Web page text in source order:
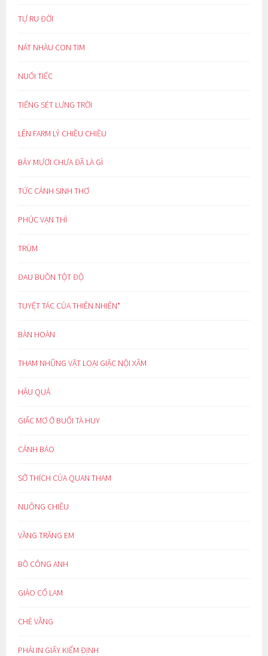
TỰ RU ĐỜI
NÁT NHÀU CON TIM
NUỐI TIẾC
TIẾNG SÉT LƯNG TRỜI
LÊN FARM LÝ CHIỀU CHIỀU
BẢY MƯƠI CHƯA ĐÃ LÀ GÌ
TỨC CẢNH SINH THƠ
PHÚC VẠN THÌ
TRÙM
ĐAU BUỒN TỘT ĐỘ
TUYỆT TÁC CỦA THIÊN NHIÊN*
BÀN HOÀN
THAM NHŨNG VẶT LOẠI GIẶC NỘI XÂM
HẬU QUẢ
GIẤC MƠ Ở BUỔI TÀ HUY
CẢNH BÁO
SỞ THÍCH CỦA QUAN THAM
NUÔNG CHIỀU
VẦNG TRĂNG EM
BỒ CÔNG ANH
GIẢO CỔ LAM
CHÈ VẰNG
PHẢI IN GIẤY KIỂM ĐỊNH